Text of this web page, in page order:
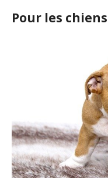
Pour les chiens